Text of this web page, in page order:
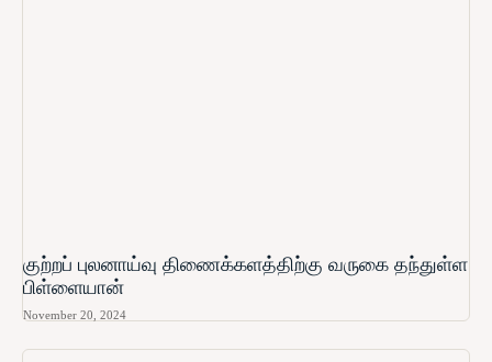
குற்றப் புலனாய்வு திணைக்களத்திற்கு வருகை தந்துள்ள
பிள்ளையான்
November 20, 2024